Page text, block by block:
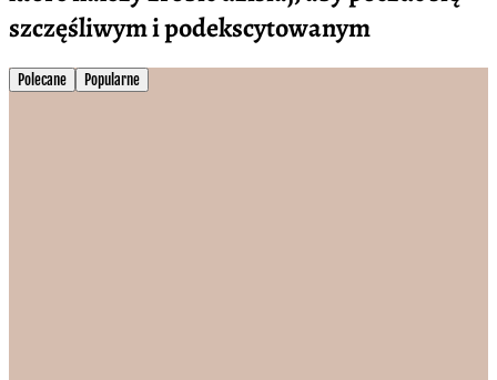
szczęśliwym i podekscytowanym
Polecane Popularne